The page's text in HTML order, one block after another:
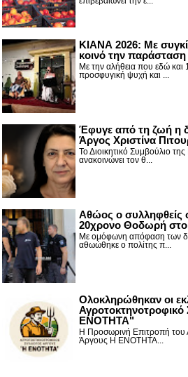
ΚΙΑΝΑ 2026: Με
κοινό την
Με την αλήθεια που εδώ και
προσφυγική ψυχή και ...
Έφυγε από τη ζωή η
Άργος Χριστίνα
Το Διοικητικό Συμβούλιο
ανακοινώνει τον θ...
Αθώος ο συλληφθείς
20χρονο Θοδωρή
Με ομόφωνη απόφαση των
αθωώθηκε ο πολίτης π...
Ολοκληρώθηκαν οι
ΕΝΟΤΗΤΑ"
Η Προσωρινή Επιτροπή του
Άργους Η ΕΝΟΤΗΤΑ...